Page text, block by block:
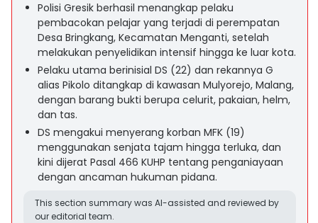
Polisi Gresik berhasil menangkap pelaku
pembacokan pelajar yang terjadi di perempatan
Desa Bringkang, Kecamatan Menganti, setelah
melakukan penyelidikan intensif hingga ke luar kota.
Pelaku utama berinisial DS (22) dan rekannya G
alias Pikolo ditangkap di kawasan Mulyorejo, Malang,
dengan barang bukti berupa celurit, pakaian, helm,
dan tas.
DS mengakui menyerang korban MFK (19)
menggunakan senjata tajam hingga terluka, dan
kini dijerat Pasal 466 KUHP tentang penganiayaan
dengan ancaman hukuman pidana.
This section summary was AI-assisted and reviewed by
our editorial team.